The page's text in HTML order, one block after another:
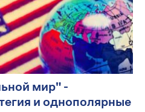
мир" -
и однополярные